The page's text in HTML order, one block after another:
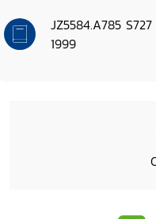
1999, Khon
JZ5584.A785 S727
1999